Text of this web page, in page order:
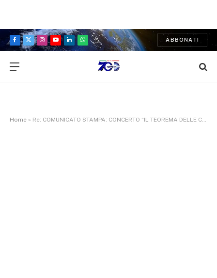
Facebook
X
Instagram
YouTubeLinkedInWhatsApp
ABBONATI
Home » Re: COMUNICATO STAMPA: CONCERTO “IL TEOREMA DELLE COSE SEMPLICI”: LUNGOTEVERE AMMALIATO